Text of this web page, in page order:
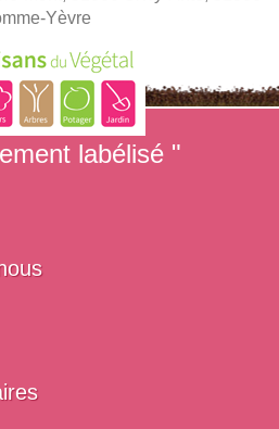
Yèvre
labélisé "